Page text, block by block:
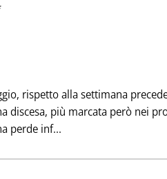
rispetto alla settimana
discesa, più marcata però nei
perde inf...